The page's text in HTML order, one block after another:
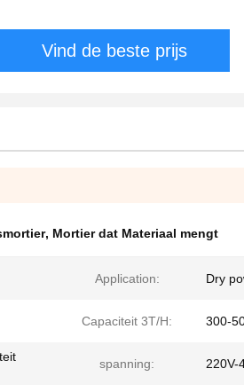
Vind de beste prijs
, Mortier dat Materiaal mengt
Application: Dry
Capaciteit 3T/H: 300-
spanning: 220V-